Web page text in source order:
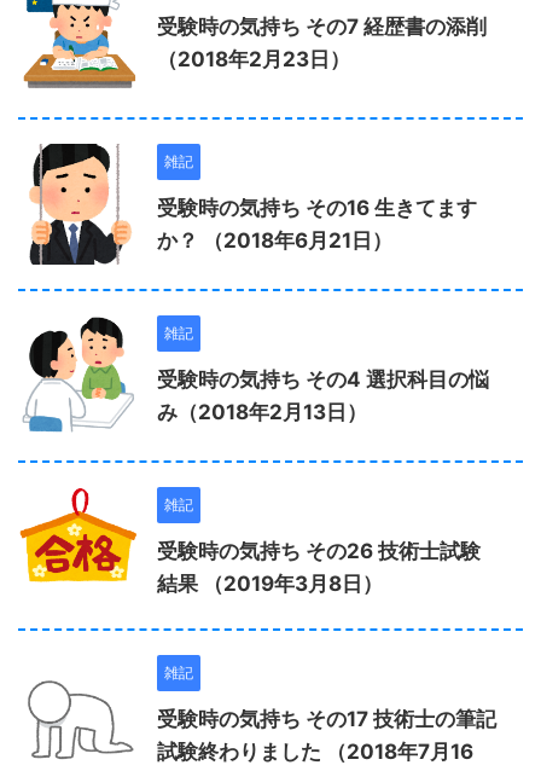
受験時の気持ち その7 経歴書の添削
（2018年2月23日）
雑記
受験時の気持ち その16 生きてます
か？ （2018年6月21日）
雑記
受験時の気持ち その4 選択科目の悩
み（2018年2月13日）
雑記
受験時の気持ち その26 技術士試験
結果 （2019年3月8日）
雑記
受験時の気持ち その17 技術士の筆記
試験終わりました （2018年7月16